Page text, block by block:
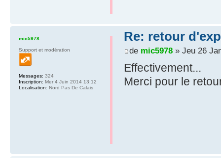
Re: retour
de mic5978» Jeu 26
Effectivement...
Merci pour le
mic5978
Support et modération
Messages: 324
Inscription: Mer 4 Juin 2014 13:12
Localisation: Nord Pas De Calais